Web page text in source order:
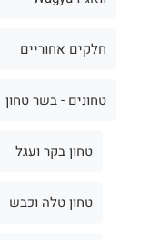
חלקים אחוריים
טחונים - בשר טחון
טחון בקר ועגל
טחון טלה וכבש